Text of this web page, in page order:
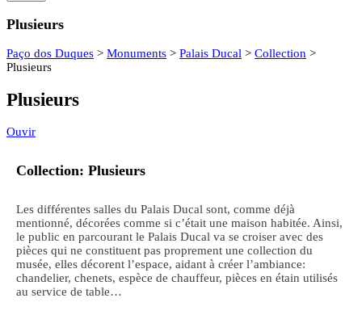
Plusieurs
Paço dos Duques > Monuments > Palais Ducal > Collection >
Plusieurs
Plusieurs
Ouvir
Collection: Plusieurs
Les différentes salles du Palais Ducal sont, comme déjà
mentionné, décorées comme si c’était une maison habitée. Ainsi,
le public en parcourant le Palais Ducal va se croiser avec des
pièces qui ne constituent pas proprement une collection du
musée, elles décorent l’espace, aidant à créer l’ambiance:
chandelier, chenets, espèce de chauffeur, pièces en étain utilisés
au service de table…